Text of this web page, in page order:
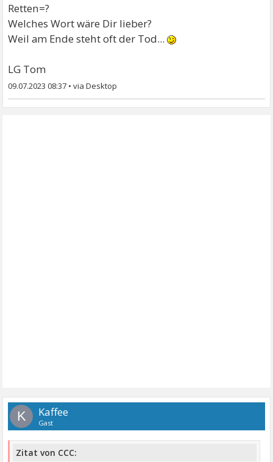
Retten=?
Welches Wort wäre Dir lieber?
Weil am Ende steht oft der Tod...
LG Tom
09.07.2023 08:37 •
K Kaffee
Gast
Zitat von CCC: